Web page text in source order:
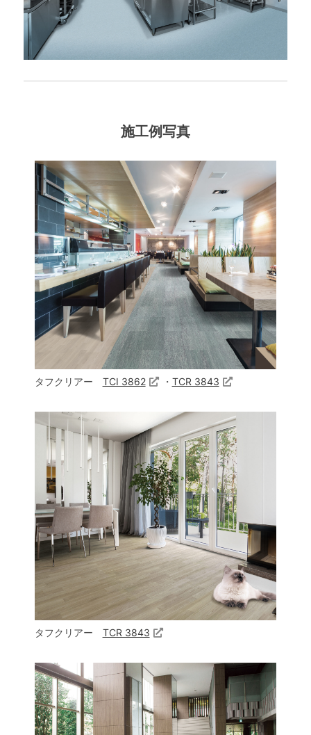
施工例写真
タフクリアー TCI 3862 ・ TCR 3843
タフクリアー TCR 3843